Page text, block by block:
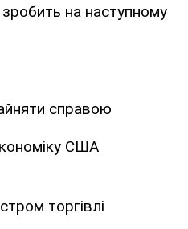
на наступному
справою
США
торгівлі